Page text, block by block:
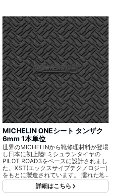
MICHELIN ONEシート タンザク
6mm 1本単位
世界のMICHELINから靴修理材料が登場
し日本に初上陸! ミシュランタイヤの
PILOT ROAD3をベースに設計されまし
た。XST(エックスサイプテクノロジー)
をもとに製造されています。 濡れた地
面等の様々な環境でも使用できるよう
に設計されています。
詳細はこちら